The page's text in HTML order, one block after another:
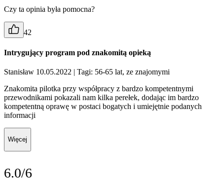
Czy ta opinia była pomocna?
42
Intrygujący program pod znakomitą opieką
Stanisław 10.05.2022 | Tagi: 56-65 lat, ze znajomymi
Znakomita pilotka przy współpracy z bardzo kompetentnymi
przewodnikami pokazali nam kilka perełek, dodając im bardzo
kompetentną oprawę w postaci bogatych i umiejętnie podanych
informacji
Więcej
6.0/6